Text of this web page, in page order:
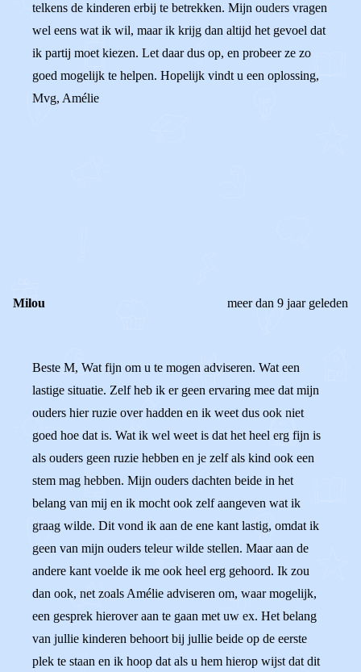
telkens de kinderen erbij te betrekken. Mijn ouders vragen
wel eens wat ik wil, maar ik krijg dan altijd het gevoel dat
ik partij moet kiezen. Let daar dus op, en probeer ze zo
goed mogelijk te helpen. Hopelijk vindt u een oplossing,
Mvg, Amélie
Milou meer dan 9 jaar geleden
Beste M, Wat fijn om u te mogen adviseren. Wat een
lastige situatie. Zelf heb ik er geen ervaring mee dat mijn
ouders hier ruzie over hadden en ik weet dus ook niet
goed hoe dat is. Wat ik wel weet is dat het heel erg fijn is
als ouders geen ruzie hebben en je zelf als kind ook een
stem mag hebben. Mijn ouders dachten beide in het
belang van mij en ik mocht ook zelf aangeven wat ik
graag wilde. Dit vond ik aan de ene kant lastig, omdat ik
geen van mijn ouders teleur wilde stellen. Maar aan de
andere kant voelde ik me ook heel erg gehoord. Ik zou
dan ook, net zoals Amélie adviseren om, waar mogelijk,
een gesprek hierover aan te gaan met uw ex. Het belang
van jullie kinderen behoort bij jullie beide op de eerste
plek te staan en ik hoop dat als u hem hierop wijst dat dit